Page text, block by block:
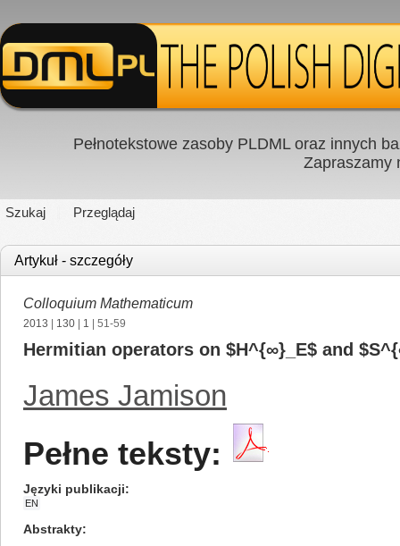
Pełnotekstowe zasoby PLDML oraz innych
Zapraszamy
Szukaj Przeglądaj
Artykuł - szczegóły
Colloquium Mathematicum
2013 130 1 | 51-59
Hermitian operators on $H^{∞}_E$ and
James Jamison
Pełne teksty:
Języki publikacji
EN
Abstrakty